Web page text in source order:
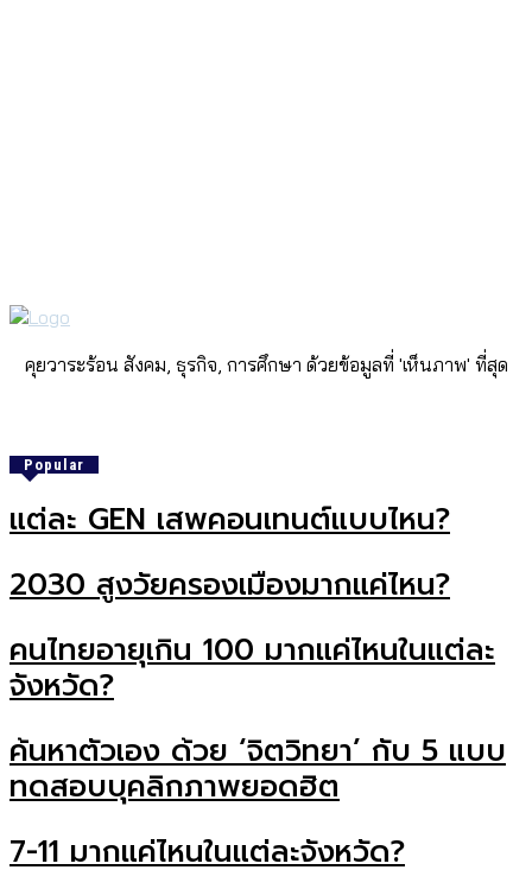
คุยวาระร้อน สังคม, ธุรกิจ, การศึกษา ด้วยข้อมูลที่ 'เห็นภาพ' ที่สุด
Popular
แต่ละ GEN เสพคอนเทนต์แบบไหน?
2030 สูงวัยครองเมืองมากแค่ไหน?
คนไทยอายุเกิน 100 มากแค่ไหนในแต่ละ
จังหวัด?
ค้นหาตัวเอง ด้วย ‘จิตวิทยา’ กับ 5 แบบ
ทดสอบบุคลิกภาพยอดฮิต
7-11 มากแค่ไหนในแต่ละจังหวัด?